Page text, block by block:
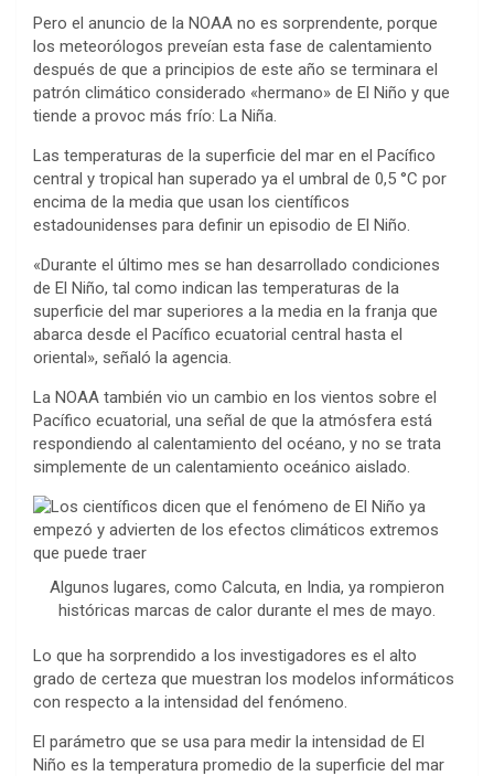
Pero el anuncio de la NOAA no es sorprendente, porque
los meteorólogos preveían esta fase de calentamiento
después de que a principios de este año se terminara el
patrón climático considerado «hermano» de El Niño y que
tiende a provoc más frío: La Niña.
Las temperaturas de la superficie del mar en el Pacífico
central y tropical han superado ya el umbral de 0,5 °C por
encima de la media que usan los científicos
estadounidenses para definir un episodio de El Niño.
«Durante el último mes se han desarrollado condiciones
de El Niño, tal como indican las temperaturas de la
superficie del mar superiores a la media en la franja que
abarca desde el Pacífico ecuatorial central hasta el
oriental», señaló la agencia.
La NOAA también vio un cambio en los vientos sobre el
Pacífico ecuatorial, una señal de que la atmósfera está
respondiendo al calentamiento del océano, y no se trata
simplemente de un calentamiento oceánico aislado.
Algunos lugares, como Calcuta, en India, ya rompieron
históricas marcas de calor durante el mes de mayo.
Lo que ha sorprendido a los investigadores es el alto
grado de certeza que muestran los modelos informáticos
con respecto a la intensidad del fenómeno.
El parámetro que se usa para medir la intensidad de El
Niño es la temperatura promedio de la superficie del mar